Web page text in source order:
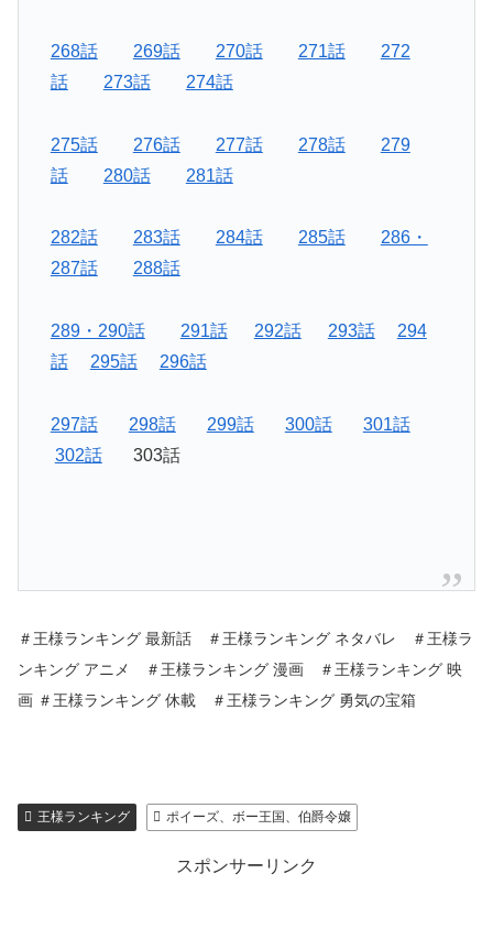
268話 269話 270話 271話
272
話
273話 274話
275話 276話 277話 278話
279
話
280話 281話
282話 283話 284話 285話
286・
287話
288話
289・290話 291話 292話 293話
294
話
295話 296話
297話 298話 299話 300話
301話
302話303話
＃王様ランキング 最新話 ＃王様ランキング ネタバレ ＃王様ラ
ンキング アニメ ＃王様ランキング 漫画 ＃王様ランキング 映
画 ＃王様ランキング 休載 ＃王様ランキング 勇気の宝箱
王様ランキング ポイーズ、ボー王国、伯爵令嬢
スポンサーリンク